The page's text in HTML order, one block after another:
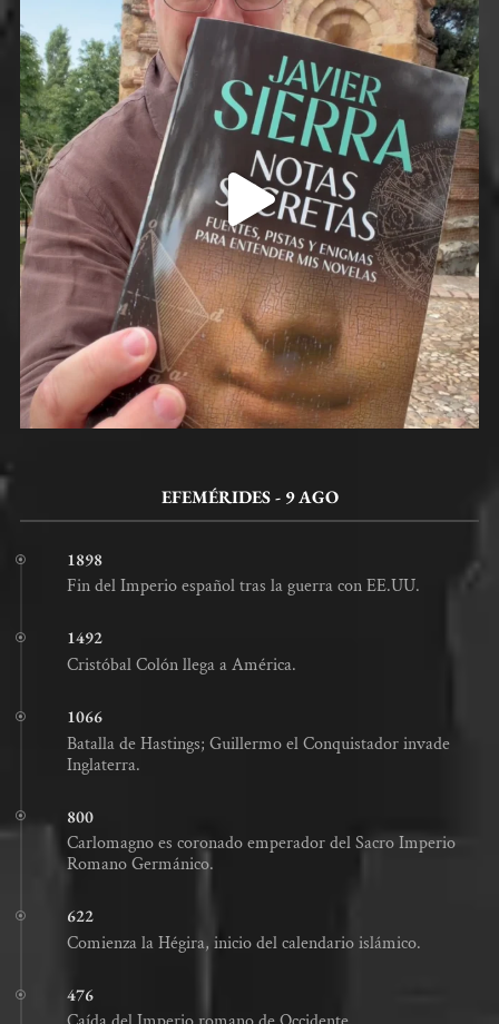
EFEMÉRIDES - 9 AGO
1898
Fin del Imperio español tras la guerra con EE.UU.
1492
Cristóbal Colón llega a América.
1066
Batalla de Hastings; Guillermo el Conquistador invade
Inglaterra.
800
Carlomagno es coronado emperador del Sacro Imperio
Romano Germánico.
622
Comienza la Hégira, inicio del calendario islámico.
476